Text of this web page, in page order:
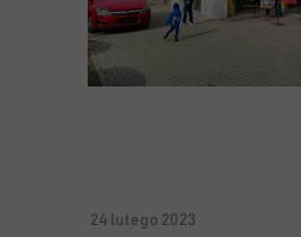
24 lutego 2023